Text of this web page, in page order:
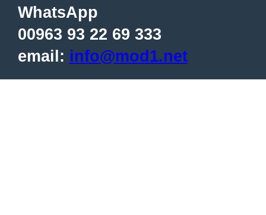
WhatsApp
00963 93 22 69 333
email: info@mod1.net